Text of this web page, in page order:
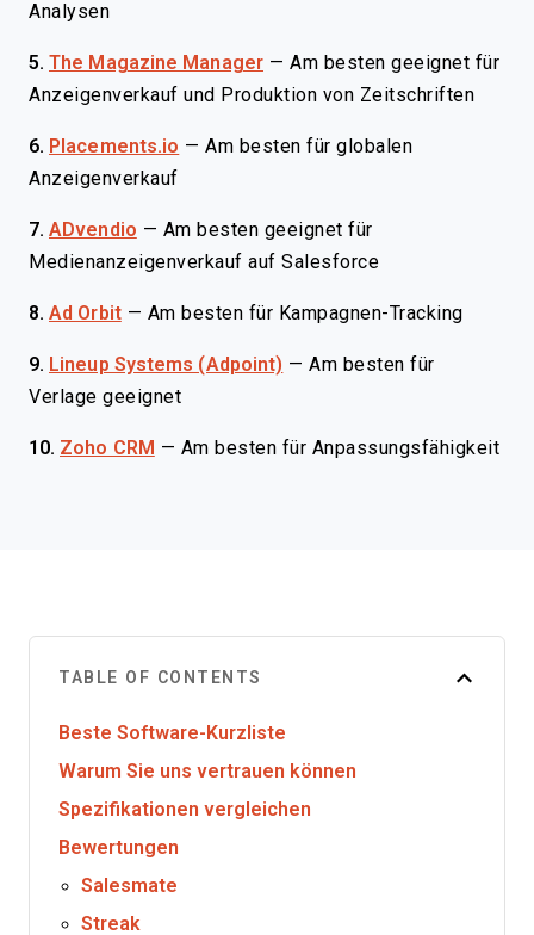
Analysen
5. The Magazine Manager — Am besten geeignet für
Anzeigenverkauf und Produktion von Zeitschriften
6. Placements.io —Am besten für globalen
Anzeigenverkauf
7. ADvendio — Am besten geeignet für
Medienanzeigenverkauf auf Salesforce
8. Ad Orbit — Am besten für Kampagnen-Tracking
9. Lineup Systems (Adpoint) —Am besten für
Verlage geeignet
10. Zoho CRM — Am besten für Anpassungsfähigkeit
TABLE OF CONTENTS
Beste Software-Kurzliste
Warum Sie uns vertrauen können
Spezifikationen vergleichen
Bewertungen
Salesmate
Streak